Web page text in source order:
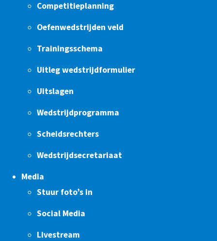
Competitieplanning
Oefenwedstrijden veld
Trainingsschema
Uitleg wedstrijdformulier
Uitslagen
Wedstrijdprogramma
Scheidsrechters
Wedstrijdsecretariaat
Media
Stuur foto’s in
Social Media
Livestream